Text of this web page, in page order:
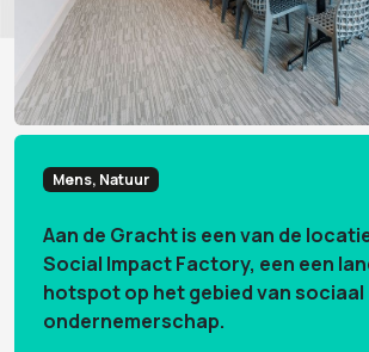
Mens, Natuur
Aan de Gracht is een van de
Social Impact Factory, een een
hotspot op het gebied van sociaal
ondernemerschap.